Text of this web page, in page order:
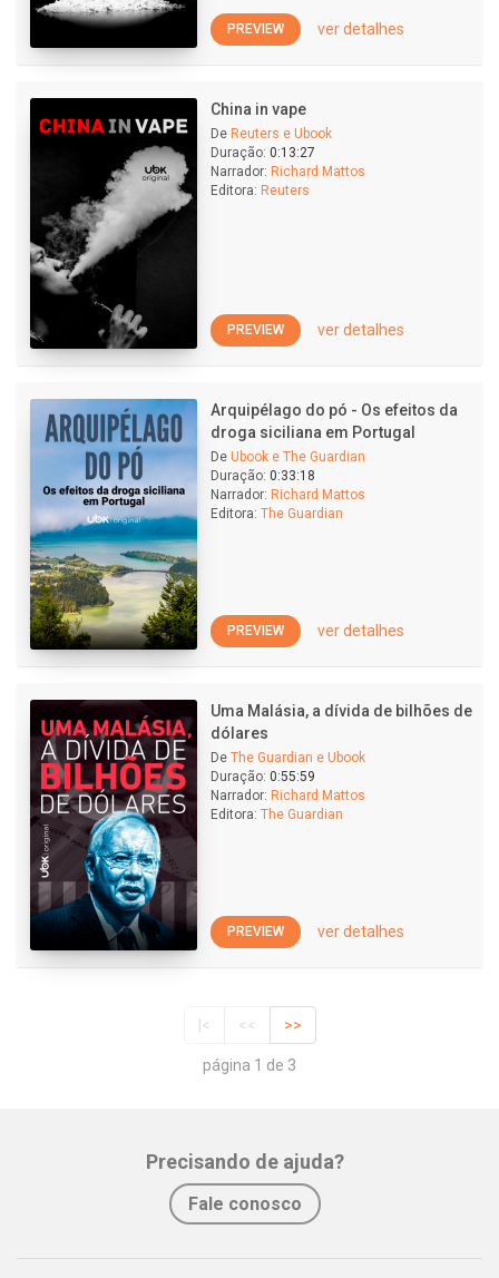
PREVIEW ver detalhes
China in vape
De Reuters e Ubook
Duração: 0:13:27
Narrador: Richard Mattos
Editora: Reuters
PREVIEW ver detalhes
Arquipélago do pó - Os efeitos da
droga siciliana em Portugal
De Ubook e The Guardian
Duração: 0:33:18
Narrador: Richard Mattos
Editora: The Guardian
PREVIEW ver detalhes
Uma Malásia, a dívida de bilhões de
dólares
De The Guardian e Ubook
Duração: 0:55:59
Narrador: Richard Mattos
Editora: The Guardian
PREVIEW ver detalhes
|< << >>
página 1 de 3
Precisando de ajuda?
Fale conosco